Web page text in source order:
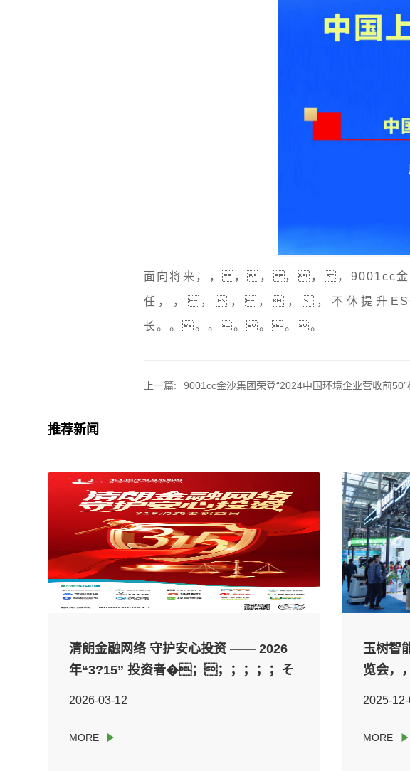
面向将来，， ，， ，，，9001cc金
任，， ，， ，，，不休提升
长。。。。。。。。
上一篇: 9001cc金沙集团荣登“2024中国环境企业营收前50”
推荐新闻
清朗金融网络 守护安心投资 —— 2026
年“3?15” 投资者�；；；；；；そ
2026-03-12
玉树智
览会
2025-